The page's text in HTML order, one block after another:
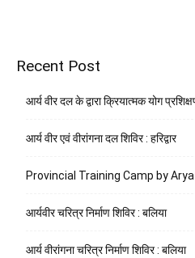
Recent Post
आर्य वीर दल के द्वारा क्रियात्मक योग
आर्य वीर एवं वीरांगना दल शिविर : हरिद्वार
Provincial Training Camp by
आर्यवीर चरित्र निर्माण शिविर : बलिया
आर्य वीरांगना चरित्र निर्माण शिविर : बलिया